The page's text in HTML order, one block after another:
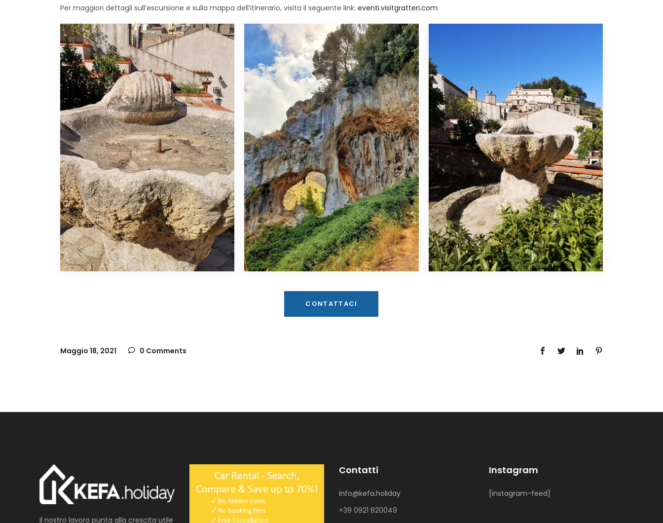
Per maggiori dettagli sull’escursione e sulla mappa dell’itinerario, visita il seguente link: eventi.visitgratteri.com
CONTATTACI
Maggio 18, 2021 0 Comments
il nostro lavoro punta alla crescita utile
Contatti
info@kefa.holiday
+39 0921 820049
Instagram
[instagram-feed]